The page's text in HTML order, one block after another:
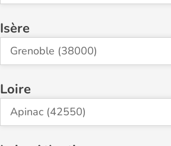
Isère
Grenoble (38000)
Loire
Apinac (42550)